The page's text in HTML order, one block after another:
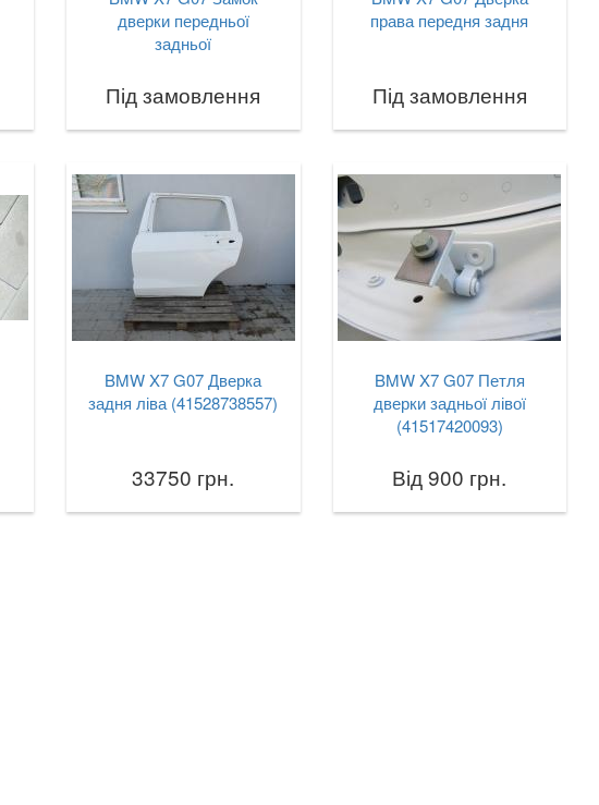
дверки передньої
задньої
Під замовлення
права передня задня
Під замовлення
BMW X7 G07 Дверка
задня ліва (41528738557)
33750 грн.
BMW X7 G07 Петля
дверки задньої лівої
(41517420093)
Від 900 грн.